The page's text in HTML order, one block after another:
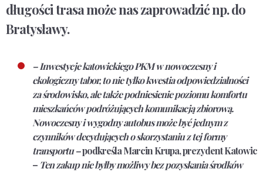
długości trasa może nas zaprowadzić np. do
Bratysławy.
– Inwestycje katowickiego PKM w nowoczesny i
ekologiczny tabor, to nie tylko kwestia odpowiedzialności
za środowisko, ale także podniesienie poziomu komfortu
mieszkańców podróżujących komunikacją zbiorową.
Nowoczesny i wygodny autobus może być jednym z
czynników decydujących o skorzystaniu z tej formy
transportu –podkreślaMarcin Krupa, prezydent Katowic
– Ten zakup nie byłby możliwy bez pozyskania środków